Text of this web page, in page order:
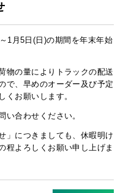
設備
ー
材・緩衝材
ン
簡易組
立ベッド
「床にポ
ン！」
ッセージ
1月5日(日)の期間を年末年始
物の量によりトラックの配送
で、早めのオーダー及び予定
くお願いします。
合わせください。
」につきましても、休暇明け
程よろしくお願い申し上げま